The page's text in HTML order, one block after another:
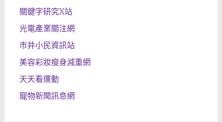
關鍵字研究X站
光電產業關注網
市井小民資訊站
美容彩妝瘦身減重網
天天看運動
寵物新聞訊息網